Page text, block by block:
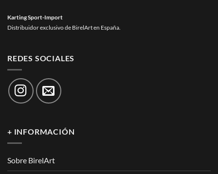
Karting Sport-Import
Distribuidor exclusivo de BirelArt en España.
REDES SOCIALES
+ INFORMACIÓN
Sobre BirelArt